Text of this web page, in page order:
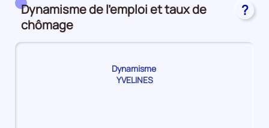
donnée
Dynamisme de l'emploi et taux de
chômage
?
Dynamisme
YVELINES